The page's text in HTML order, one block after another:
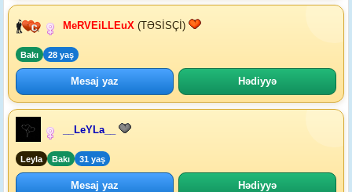
MeRVEiLLEuX (TƏSİSÇİ)
Bakı 28 yaş
Mesaj yaz Hədiyyə
__LeYLa__
Leyla Bakı 31 yaş
Mesaj yaz Hədiyyə